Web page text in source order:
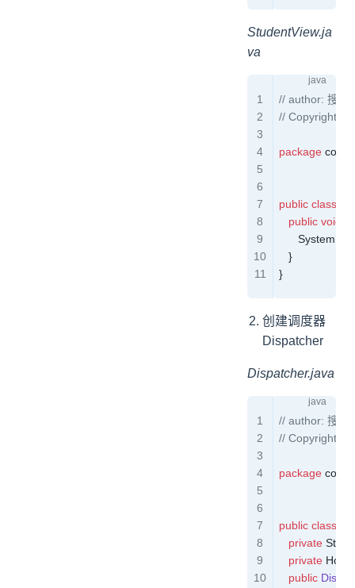
StudentView.ja
va
// author: 搜云
// Copyright ©
package
public class
   public
void
      System
   }
}
创建调度器
Dispatcher
Dispatcher.java
// author: 搜云
// Copyright ©
package
public class
   private
   private
   public